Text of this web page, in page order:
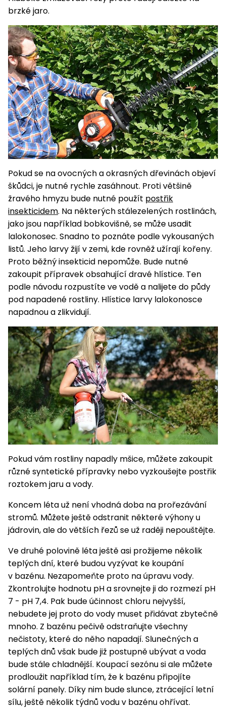
k sekačkám
Náhradní
nože
Zahradní
válce
větví
Špalíkovače
Fukary,
vysavače
Vozíky
a
kolečka
Čerpadla
a
vodárny
Postřikovače
a rosiče
Vysokotlaké
čističe
Ruční
nářadí
Rozmetadla
a posypové
vozíky
Zametací
stroje
Sněhové
frézy
Sněhová
hrabla,
škrabky
na led
Příslušenství
Písek
do
filtrace
Pytle,
konve
obrubníky
Stíníci
textilie
Příslušenství
Soustruhy
Bagry
Vibrační
desky a
pěchy
Transportéry,
stavební
stroje
Řezačky
betonu
a
asfaltu
přístroje
Ventilátory,
klimatizace
Nabíječky
Příslušenství
Topidla
Navijáky
a kladky
Přilby
Doplňky
Akumulátory
do
PROMINENT
brzké jaro.
Pokud se na ovocných a okrasných dřevinách objeví
škůdci, je nutné rychle zasáhnout. Proti většině
žravého hmyzu bude nutné použít postřik
insekticidem. Na některých stálezelených rostlinách,
jako jsou například bobkovišně, se může usadit
lalokonosec. Snadno to poznáte podle vykousaných
listů. Jeho larvy žijí v zemi, kde rovněž užírají kořeny.
Proto běžný insekticid nepomůže. Bude nutné
zakoupit přípravek obsahující dravé hlístice. Ten
podle návodu rozpustíte ve vodě a nalijete do půdy
pod napadené rostliny. Hlístice larvy lalokonosce
napadnou a zlikvidují.
Pokud vám rostliny napadly mšice, můžete zakoupit
různé syntetické přípravky nebo vyzkoušejte postřik
roztokem jaru a vody.
Koncem léta už není vhodná doba na prořezávání
stromů. Můžete ještě odstranit některé výhony u
jádrovin, ale do větších řezů se už raději nepouštějte.
Ve druhé polovině léta ještě asi prožijeme několik
teplých dní, které budou vyzývat ke koupání
v bazénu. Nezapomeňte proto na úpravu vody.
Zkontrolujte hodnotu pH a srovnejte ji do rozmezí pH
7 - pH 7,4. Pak bude účinnost chloru nejvyšší,
nebudete jej proto do vody muset přidávat zbytečně
mnoho. Z bazénu pečivě odstraňujte všechny
nečistoty, které do něho napadají. Slunečných a
teplých dnů však bude již postupně ubývat a voda
bude stále chladnější. Koupací sezónu si ale můžete
prodloužit například tím, že k bazénu připojíte
solární panely. Díky nim bude slunce, ztrácející letní
sílu, ještě několik týdnů vodu v bazénu ohřívat.